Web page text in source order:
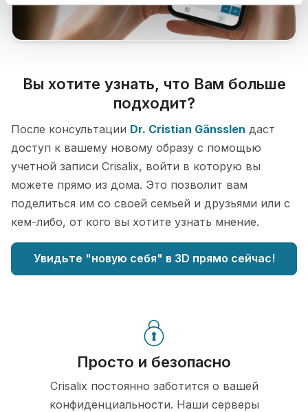
Вы хотите узнать, что Вам больше
подходит?
После консультации Dr. Cristian Gänsslen даст
доступ к вашему новому образу с помощью
учетной записи Crisalix, войти в которую вы
можете прямо из дома. Это позволит вам
поделиться им со своей семьей и друзьями или с
кем-либо, от кого вы хотите узнать мнение.
Увидьте "новую себя" в 3D прямо сейчас!
Просто и безопасно
Crisalix постоянно заботится о вашей
конфиденциальности. Наши серверы